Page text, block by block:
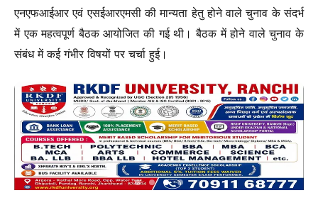
एनएफआईआर एवं एसईआरएमसी की मान्यता हेतु होने वाले चुनाव के संदर्भ
में एक महत्वपूर्ण बैठक आयोजित की गई थी। बैठक में होने वाले चुनाव के
संबंध में कई गंभीर विषयों पर चर्चा हुई।